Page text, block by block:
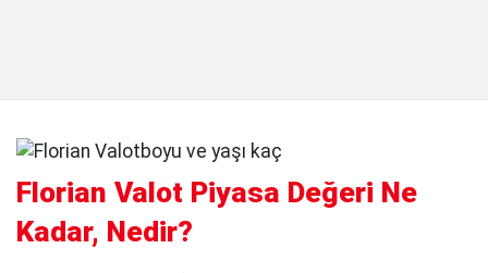
Florian Valot Piyasa Değeri Ne
Kadar, Nedir?